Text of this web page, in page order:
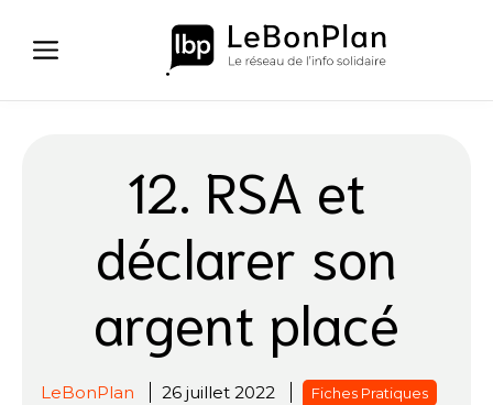
contenu
12. RSA et
déclarer son
argent placé
LeBonPlan 26 juillet 2022 Fiches Pratiques